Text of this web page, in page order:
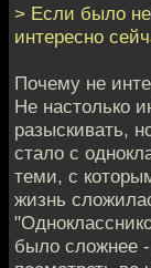
> Если было не
интересно
Почему не
Не настолько
разыскивать,
стало с
теми, с
жизнь
было сложнее